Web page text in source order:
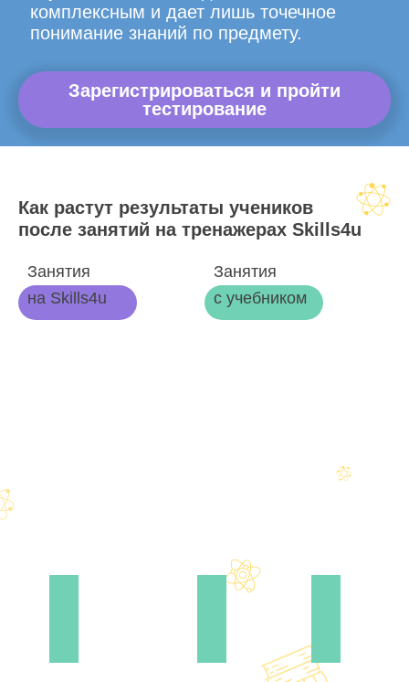
комплексным и дает лишь точечное
понимание знаний по предмету.
Зарегистрироваться и пройти
тестирование
Как растут результаты учеников
после занятий на тренажерах Skills4u
Занятия
на Skills4u
Занятия
с учебником